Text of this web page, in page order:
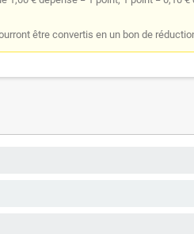
être convertis en un bon de